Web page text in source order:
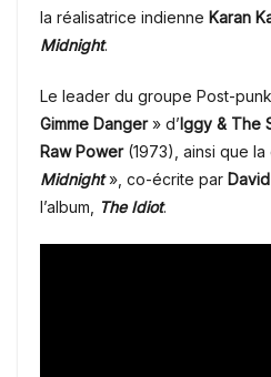
la réalisatrice indienne Karan
Midnight.
Le leader du groupe Post-punk
Gimme Danger» d’Iggy & The
Raw Power(1973), ainsi que la
Midnight», co-écrite par
l’album,
The Idiot.